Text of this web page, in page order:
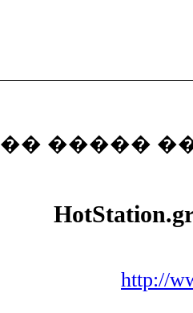
�� �����
http://